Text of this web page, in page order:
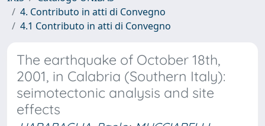
4. Contributo in atti di Convegno
4.1 Contributo in atti di Convegno
The earthquake of October 18th,
2001, in Calabria (Southern Italy):
seimotectonic analysis and site
effects